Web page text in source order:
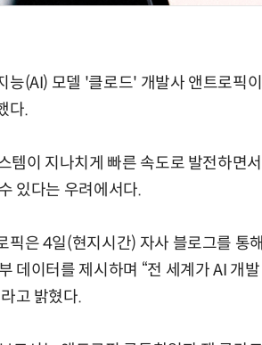
능(AI) 모델 '클로드' 개발사 앤트로픽
다.
템이 지나치게 빠른 속도로 발전하면
있다는 우려에서다.
픽은 4일(현지시간) 자사 블로그를 통
데이터를 제시하며 “전 세계가 AI 개
고 밝혔다.